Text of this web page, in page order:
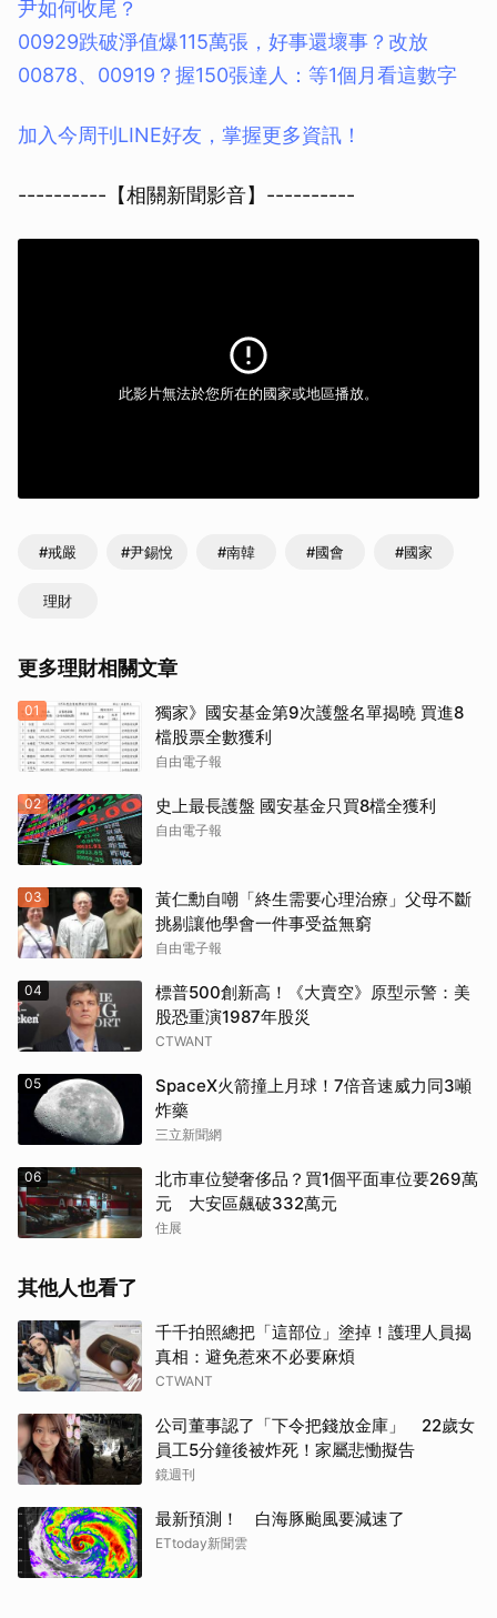
尹如何收尾？
00929跌破淨值爆115萬張，好事還壞事？改放
00878、00919？握150張達人：等1個月看這數字
加入今周刊LINE好友，掌握更多資訊！
----------【相關新聞影音】----------
此影片無法於您所在的國家或地區播放。
#戒嚴 #尹錫悅 #南韓 #國會 #國家
理財
更多理財相關文章
01
獨家》國安基金第9次護盤名單揭曉 買進8
檔股票全數獲利
自由電子報
02 史上最長護盤 國安基金只買8檔全獲利
自由電子報
03
黃仁勳自嘲「終生需要心理治療」父母不斷
挑剔讓他學會一件事受益無窮
自由電子報
04
標普500創新高！《大賣空》原型示警：美
股恐重演1987年股災
CTWANT
05
SpaceX火箭撞上月球！7倍音速威力同3噸
炸藥
三立新聞網
06
北市車位變奢侈品？買1個平面車位要269萬
元 大安區飆破332萬元
住展
其他人也看了
千千拍照總把「這部位」塗掉！護理人員揭
真相：避免惹來不必要麻煩
CTWANT
公司董事認了「下令把錢放金庫」 22歲女
員工5分鐘後被炸死！家屬悲慟擬告
鏡週刊
最新預測！ 白海豚颱風要減速了
ETtoday新聞雲